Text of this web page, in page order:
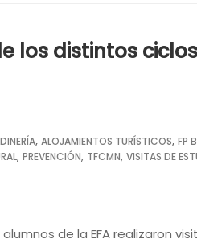
los distintos
, ALOJAMIENTOS TURÍSTICOS, FP
, PREVENCIÓN, TFCMN, VISITAS DE
alumnos de la EFA realizaron